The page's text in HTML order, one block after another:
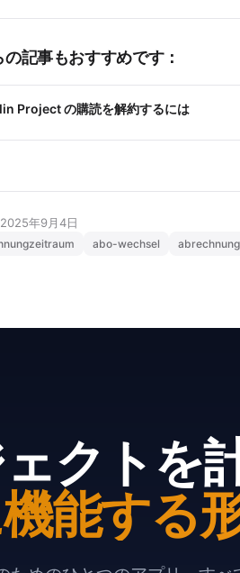
の記事もおすすめです：
Project の購読を解約するには
年9月4日
abo-wechsel
クトを
能する形